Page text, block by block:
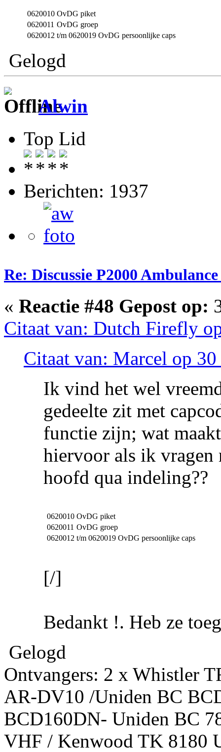
0620010 OvDG piket
0620011 OvDG groep
0620012 t/m 0620019 OvDG persoonlijke caps
Gelogd
Alwin
Top Lid
Berichten: 1937
Re: Discussie P2000
« Reactie #48 Gepost op:
Citaat van: Dutch Firefly
Citaat van: Marcel op
Ik vind het wel
gedeelte zit met
functie zijn; wat
hiervoor als ik vragen
hoofd qua indeling??
0620010 OvDG piket
0620011 OvDG groep
0620012 t/m 0620019 OvDG persoonlijke caps
[/]
Bedankt !. Heb ze
Gelogd
Ontvangers: 2 x Whistler
AR-DV10 /Uniden BC
BCD160DN- Uniden BC
VHF / Kenwood TK 8180